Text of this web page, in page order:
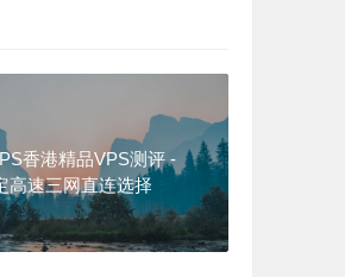
香港精品VPS测评 -
高速三网直连选择